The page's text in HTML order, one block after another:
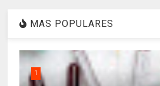
MAS POPULARES
1